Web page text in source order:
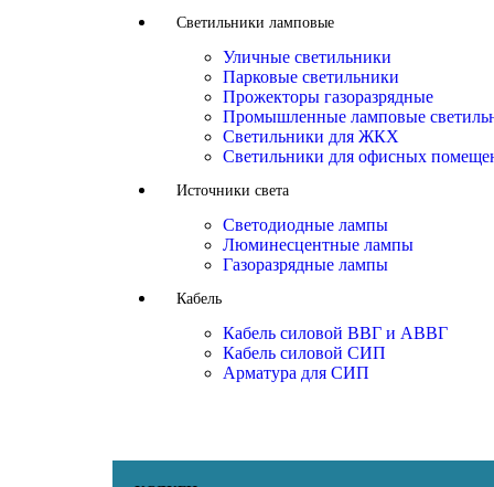
Светильники ламповые
Уличные светильники
Парковые светильники
Прожекторы газоразрядные
Промышленные ламповые
Светильники для ЖКХ
Светильники для офисных
Источники света
Светодиодные лампы
Люминесцентные лампы
Газоразрядные лампы
Кабель
Кабель силовой ВВГ и АВВГ
Кабель силовой СИП
Арматура для СИП